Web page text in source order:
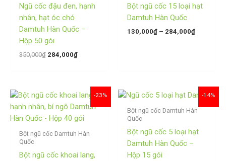
Ngũ cốc đậu đen, hạnh
nhân, hạt óc chó
Damtuh Hàn Quốc –
Hộp 50 gói
350,000₫ 284,000₫
Bột ngũ cốc 15 loại hạt
Damtuh Hàn Quốc
130,000₫ – 284,000₫
-23%
Bột ngũ cốc Damtuh Hàn
Quốc
Bột ngũ cốc khoai lang,
Giá
là:
390,000₫.
Giá
hiện
tại
là:
-14%
Bột ngũ cốc Damtuh Hàn
Quốc
Bột ngũ cốc 5 loại hạt
Damtuh Hàn Quốc –
Hộp 15 gói
Giá
là:
Giá
tại
129,000₫.